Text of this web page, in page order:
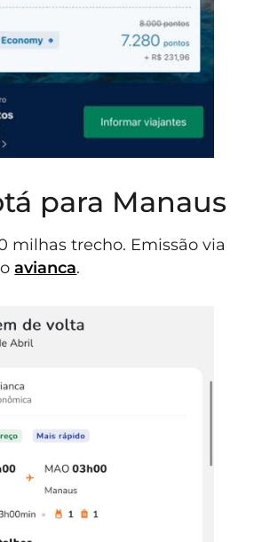
para Manaus
milhas trecho. Emissão via
avianca.